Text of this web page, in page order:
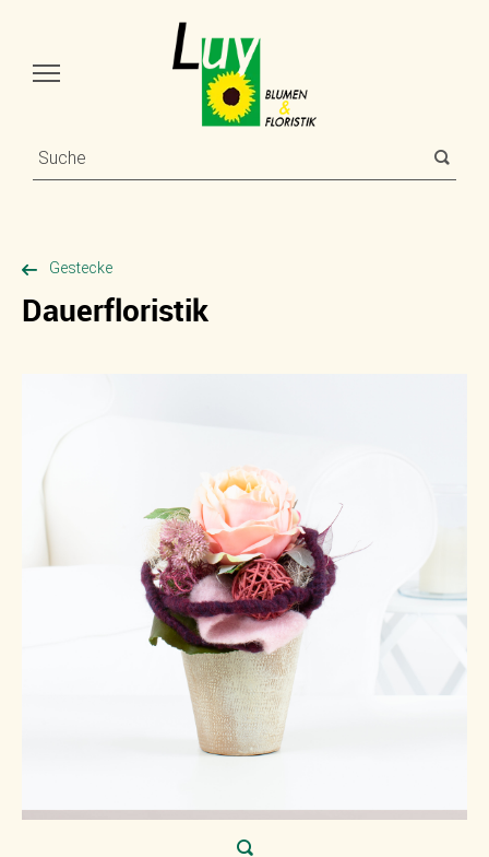
Gestecke
Dauerfloristik